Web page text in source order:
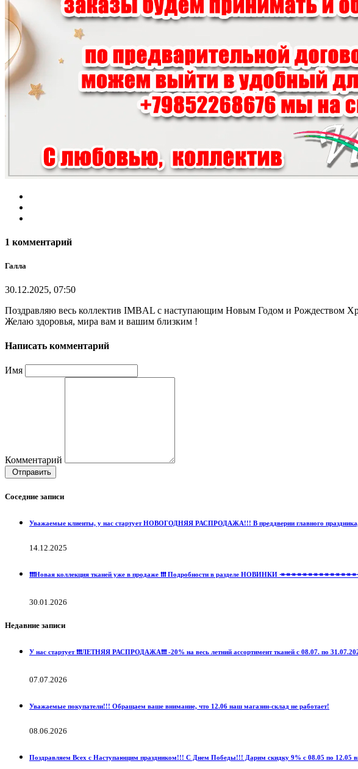
1 комментарий
Галла
30.12.2025, 07:50
Поздравляю весь коллектив IMBAL с наступающим Новым Годом и Рождеством
Желаю здоровья, мира вам и вашим близким !
Написать комментарий
Имя
Комментарий
Отправить
Соседние записи
Уважаемые клиенты, у нас стартует НОВОГОДНЯЯ РАСПРОДАЖА!!! В преддверии главного праздника,
14.12.2025
❗️❗️❗️Новая коллекция тканей уже в продаже ❗️❗️❗️ Подробности в разделе НОВИНКИ
30.01.2026
Недавние записи
У нас стартует ❗️❗️❗️ЛЕТНЯЯ РАСПРОДАЖА❗️❗️❗️ -20% на весь летний ассортимент тканей с 08.07. по
07.07.2026
Уважаемые покупатели!!! Обращаем ваше внимание, что 12.06 наш магазин-склад не работает!
08.06.2026
Поздравляем Всех с Наступающим праздником!!! С Днем Победы!!! Дарим скидку 9% с 08.05 по 12.05